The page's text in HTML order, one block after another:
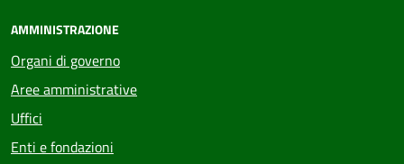
AMMINISTRAZIONE
Organi di governo
Aree amministrative
Uffici
Enti e fondazioni